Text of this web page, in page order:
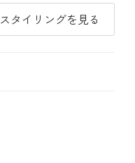
スタイリングを見る